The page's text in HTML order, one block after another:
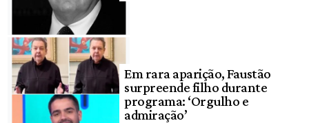
Em rara aparição, Faustão
surpreende filho durante
programa: ‘Orgulho e
admiração’